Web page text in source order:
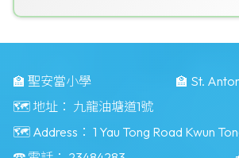
🏫 聖安當小學
🏫 St.
🗺️ 地址： 九龍油塘道1號
🗺️ Address： 1 Yau Tong Road Kwun